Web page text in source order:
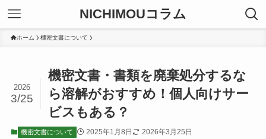
NICHIMOUコラム
ホーム 機密文書について
機密文書・書類を廃棄処分するな
ら溶解がおすすめ！個人向けサー
ビスもある？
2026
3/25
機密文書について 2025年1月8日 2026年3月25日